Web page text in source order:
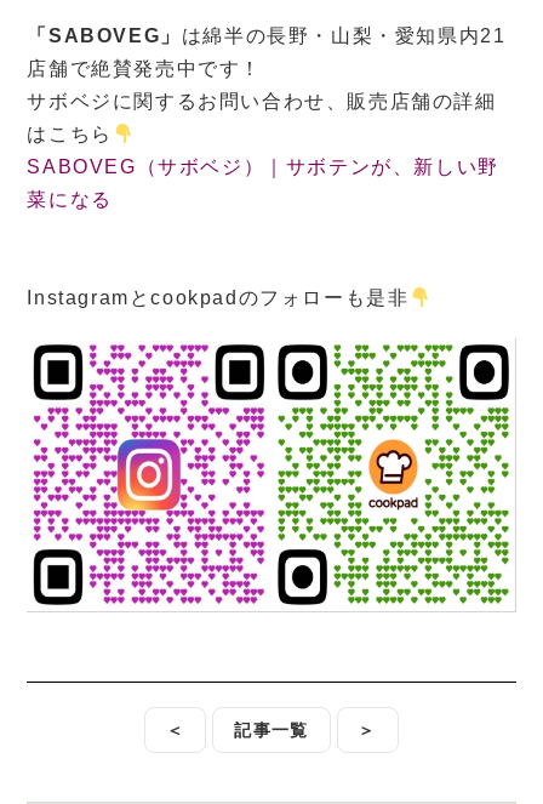
「SABOVEG」 は綿半の長野・山梨・愛知県内21
店舗で絶賛発売中です！
サボベジに関するお問い合わせ、販売店舗の詳細
はこちら
SABOVEG（サボベジ）｜サボテンが、新しい野
菜になる
Instagramとcookpadのフォローも是非
＜ 記事一覧 ＞